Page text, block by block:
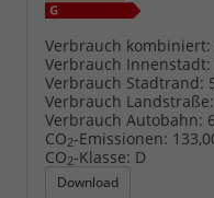
Verbrauch kombiniert:
Verbrauch Innenstadt:
Verbrauch Stadtrand:
Verbrauch Landstraße:
Verbrauch Autobahn:
CO2-Emissionen:
CO2-Klasse: D
Download